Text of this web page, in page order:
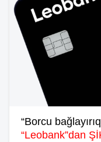
“Borcu
“Leobank”dan